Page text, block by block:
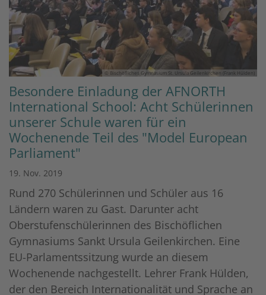
© Bischöfliches Gymnasium St. Ursula Geilenkirchen (Frank Hülden)
Besondere Einladung der AFNORTH
International School: Acht Schülerinnen
unserer Schule waren für ein
Wochenende Teil des "Model European
Parliament"
19. Nov. 2019
Rund 270 Schülerinnen und Schüler aus 16
Ländern waren zu Gast. Darunter acht
Oberstufenschülerinnen des Bischöflichen
Gymnasiums Sankt Ursula Geilenkirchen. Eine
EU-Parlamentssitzung wurde an diesem
Wochenende nachgestellt. Lehrer Frank Hülden,
der den Bereich Internationalität und Sprache an